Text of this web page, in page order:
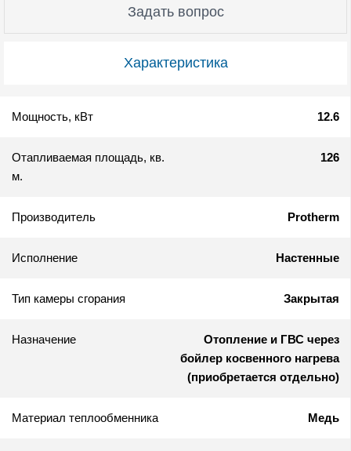
Характеристика
Задать вопрос
Мощность, кВт 12.6
Отапливаемая площадь, кв.
м.
126
Производитель Protherm
Исполнение Настенные
Тип камеры сгорания Закрытая
Назначение
Отопление и ГВС через
бойлер косвенного нагрева
(приобретается отдельно)
Материал теплообменника Медь